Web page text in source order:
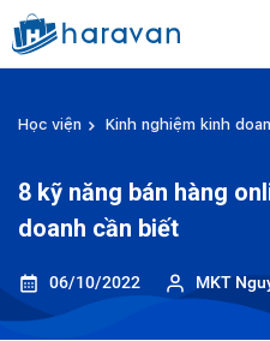
Học viện Kinh nghiệm kinh
8 kỹ năng bán hàng
doanh cần biết
06/10/2022 MKT